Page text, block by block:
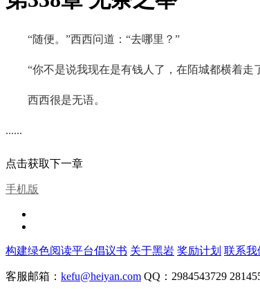
“随便。”西西问道：“去哪里？”
“你不是说我现在是有钱人了，在陌城都横着
西西很是无语。
......
点击获取下一章
手机版
构建绿色阅读平台倡议书 关于黑岩 奖励计划 联系我
客服邮箱： kefu@heiyan.com QQ：2984543729